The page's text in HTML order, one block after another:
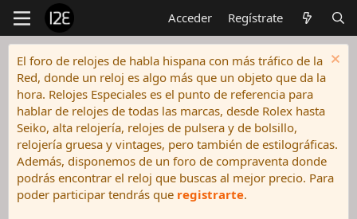
Acceder Regístrate
El foro de relojes de habla hispana con más tráfico de la
Red, donde un reloj es algo más que un objeto que da la
hora. Relojes Especiales es el punto de referencia para
hablar de relojes de todas las marcas, desde Rolex hasta
Seiko, alta relojería, relojes de pulsera y de bolsillo,
relojería gruesa y vintages, pero también de estilográficas.
Además, disponemos de un foro de compraventa donde
podrás encontrar el reloj que buscas al mejor precio. Para
poder participar tendrás que registrarte.